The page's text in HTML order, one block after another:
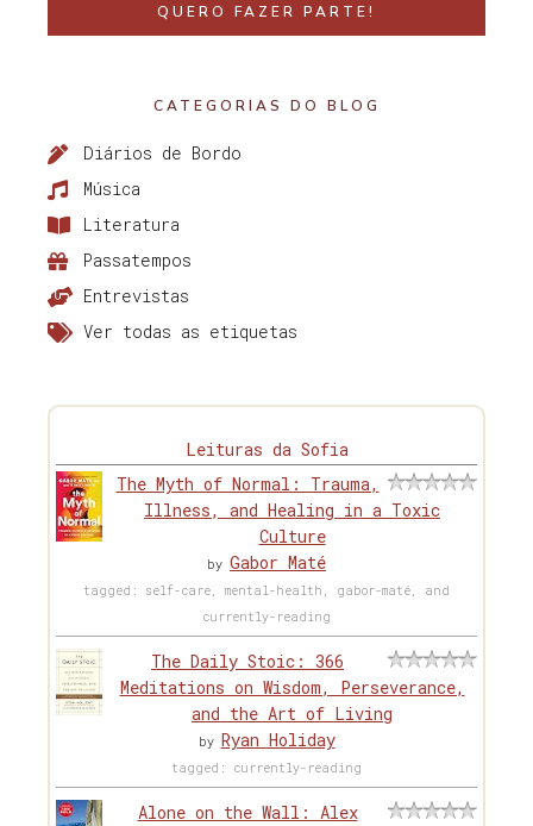
QUERO FAZER PARTE!
CATEGORIAS DO BLOG
Diários de Bordo
Música
Literatura
Passatempos
Entrevistas
Ver todas as etiquetas
Leituras da Sofia
The Myth of Normal: Trauma,
Illness, and Healing in a Toxic
Culture
by Gabor Maté
tagged: self-care, mental-health, gabor-maté, and
currently-reading
The Daily Stoic: 366
Meditations on Wisdom, Perseverance,
and the Art of Living
by Ryan Holiday
tagged: currently-reading
Alone on the Wall: Alex